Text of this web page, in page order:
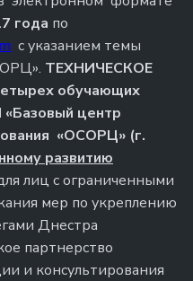
года по
с указанием темы
ТЕХНИЧЕСКОЕ
обучающих
центр
«ОСОРЦ» (г.
развитию
лиц с ограниченными
мер по укреплению
Днестра
партнерство
и консультирования